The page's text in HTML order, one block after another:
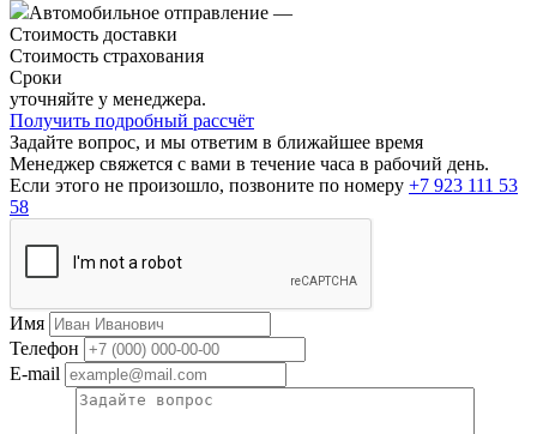
Автомобильное отправление —
Стоимость доставки
Стоимость страхования
Сроки
уточняйте у менеджера.
Получить подробный рассчёт
Задайте вопрос, и мы ответим в ближайшее время
Менеджер свяжется с вами в течение часа в рабочий день.
Если этого не произошло, позвоните по номеру +7 923 111 53
58
Имя
Телефон
E-mail